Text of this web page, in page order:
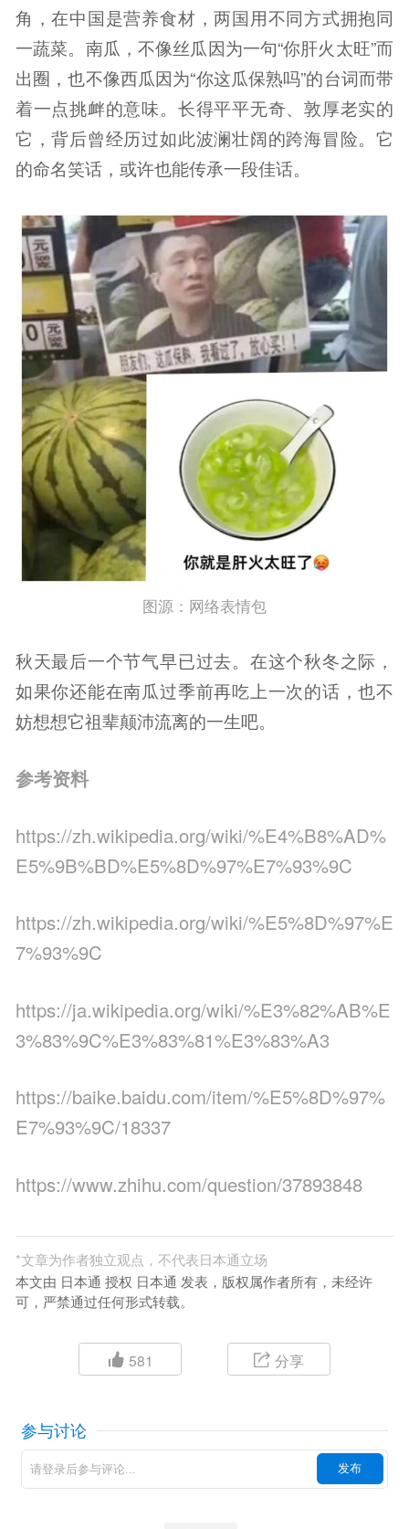
角，在中国是营养食材，两国用不同方式拥抱同
一蔬菜。南瓜，不像丝瓜因为一句“你肝火太旺”而
出圈，也不像西瓜因为“你这瓜保熟吗”的台词而带
着一点挑衅的意味。长得平平无奇、敦厚老实的
它，背后曾经历过如此波澜壮阔的跨海冒险。它
的命名笑话，或许也能传承一段佳话。
图源：网络表情包
秋天最后一个节气早已过去。在这个秋冬之际，
如果你还能在南瓜过季前再吃上一次的话，也不
妨想想它祖辈颠沛流离的一生吧。
参考资料
https://zh.wikipedia.org/wiki/%E4%B8%AD%
E5%9B%BD%E5%8D%97%E7%93%9C
https://zh.wikipedia.org/wiki/%E5%8D%97%E
7%93%9C
https://ja.wikipedia.org/wiki/%E3%82%AB%E
3%83%9C%E3%83%81%E3%83%A3
https://baike.baidu.com/item/%E5%8D%97%
E7%93%9C/18337
https://www.zhihu.com/question/37893848
*文章为作者独立观点，不代表日本通立场
本文由 日本通 授权 日本通 发表，版权属作者所有，未经许
可，严禁通过任何形式转载。
581 分享
参与讨论